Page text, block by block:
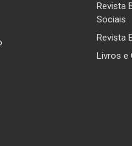
Revista
Sociais
Revista
Livros e